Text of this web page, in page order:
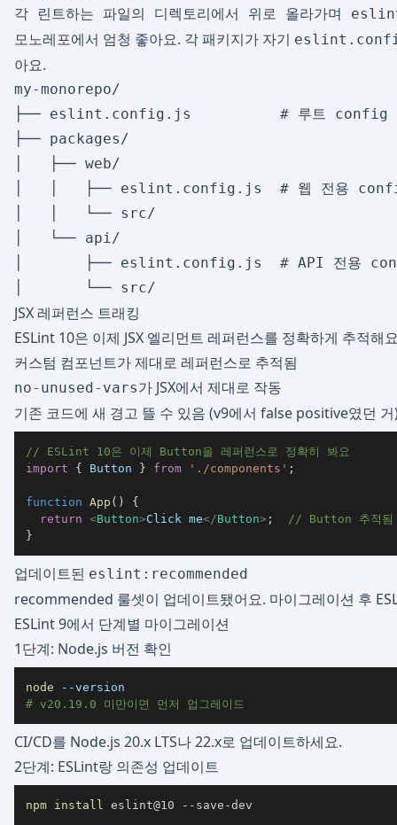
모노레포에서 엄청 좋아요. 각 패키지가 자기
아요.
my-monorepo/
├── eslint.config.js          # 루트 config (
├── packages/
│   ├── web/
│   │   ├── eslint.config.js  # 웹 전용
│   │   └── src/
│   └── api/
│       ├── eslint.config.js  # API 전용
JSX 레퍼런스 트래킹
ESLint 10은 이제 JSX 엘리먼트 레퍼런스를 정확하게 추적해
커스텀 컴포넌트가 제대로 레퍼런스로 추적됨
no-unused-vars가 JSX에서 제대로 작동
기존 코드에 새 경고 뜰 수 있음 (v9에서 false positive였던
// ESLint 10은 이제 Button을 레퍼런스로 정확히 봐요
import
{ Button } from './components' ;
function App ( )
{
return <Button>Click me</Button> ;
// Button 추적됨
}
업데이트된 eslint:recommended
recommended 룰셋이 업데이트됐어요. 마이그레이션 후
ESLint 9에서 단계별 마이그레이션
1단계: Node.js 버전 확인
node
--version
# v20.19.0 미만이면 먼저 업그레이드
CI/CD를 Node.js 20.x LTS나 22.x로 업데이트하세요.
2단계: ESLint랑 의존성 업데이트
npm install